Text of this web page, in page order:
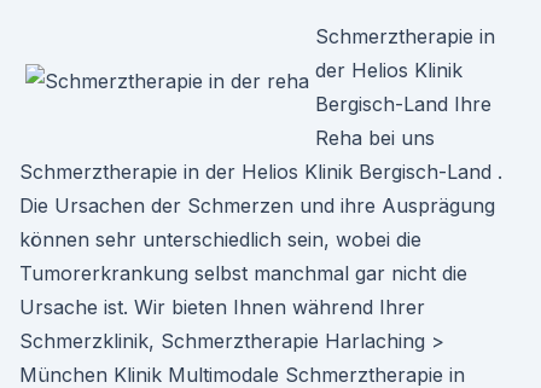
Schmerztherapie in
der Helios Klinik
Bergisch-Land Ihre
Reha bei uns
Schmerztherapie in der Helios Klinik Bergisch-Land .
Die Ursachen der Schmerzen und ihre Ausprägung
können sehr unterschiedlich sein, wobei die
Tumorerkrankung selbst manchmal gar nicht die
Ursache ist. Wir bieten Ihnen während Ihrer
Schmerzklinik, Schmerztherapie Harlaching >
München Klinik Multimodale Schmerztherapie in